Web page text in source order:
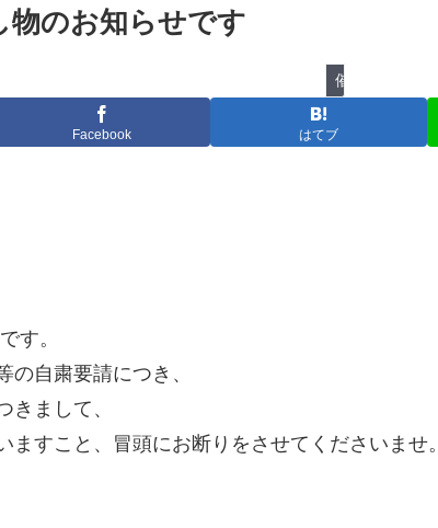
物のお知らせです
催し物
Facebook はてブ
す。
自粛要請につき、
まして、
すこと、冒頭にお断りをさせてくださいませ。